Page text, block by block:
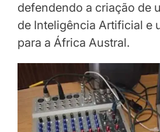
defendendo a criação de
de Inteligência Artificial e
para a África Austral.